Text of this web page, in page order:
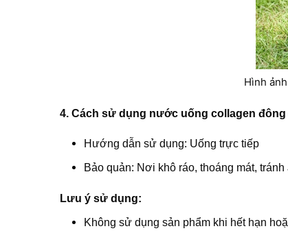
Hình
4. Cách sử dụng nước uống collagen
Hướng dẫn sử dụng: Uống trực tiếp
Bảo quản: Nơi khô ráo, thoáng mát,
Lưu ý sử dụng:
Không sử dụng sản phẩm khi hết hạn